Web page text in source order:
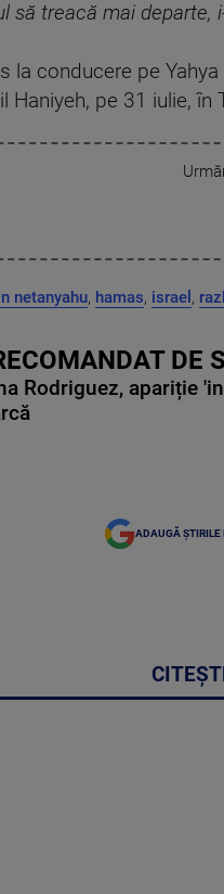
să treacă mai departe,
la conducere pe
Haniyeh, pe 31 iulie, în
netanyahu, hamas, israel ,
DE
Rodriguez, apariție
ADAUGĂ ȘTIRILE